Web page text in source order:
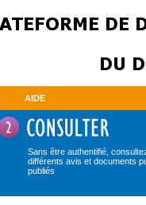
AIDE
Sans être authentifié,
différents avis et documents
publiés